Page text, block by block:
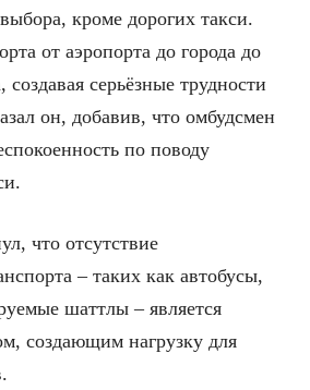
кроме дорогих такси.
от аэропорта до города до
серьёзные трудности
он, добавив, что омбудсмен
по поводу
что отсутствие
– таких как автобусы,
шаттлы – является
создающим нагрузку для